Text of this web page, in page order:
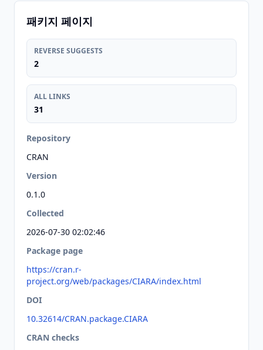
패키지 페이지
REVERSE SUGGESTS
2
ALL LINKS
31
Repository
CRAN
Version
0.1.0
Collected
2026-07-30 02:02:46
Package page
https://cran.r-
project.org/web/packages/CIARA/index.html
DOI
10.32614/CRAN.package.CIARA
CRAN checks